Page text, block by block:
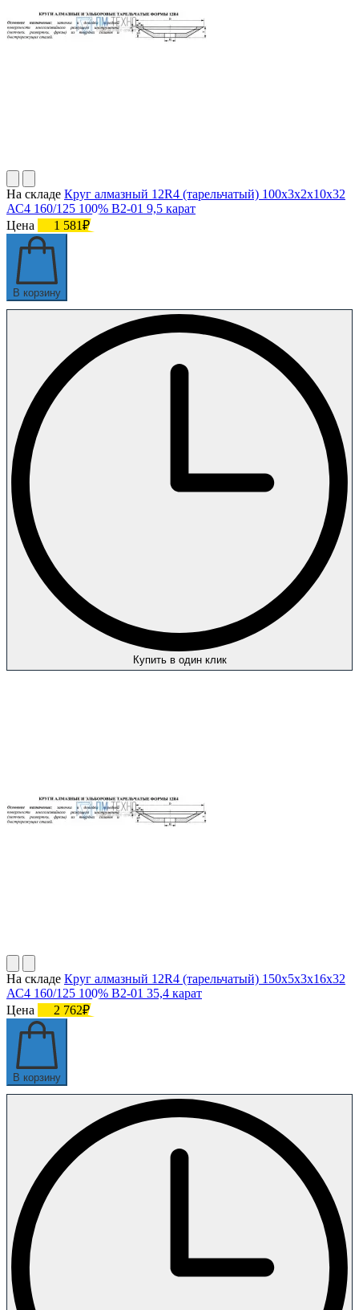
На складе Круг алмазный 12R4 (тарельчатый) 100х3х2х10х32
АС4 160/125 100% В2-01 9,5 карат
Цена
1 581₽
В корзину
Купить в один клик
На складе Круг алмазный 12R4 (тарельчатый) 150х5х3х16х32
АС4 160/125 100% В2-01 35,4 карат
Цена
2 762₽
В корзину